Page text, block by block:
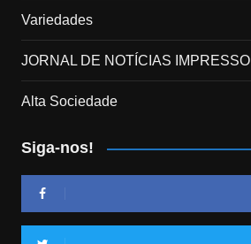
Variedades
JORNAL DE NOTÍCIAS IMPRESSO
Alta Sociedade
Siga-nos!